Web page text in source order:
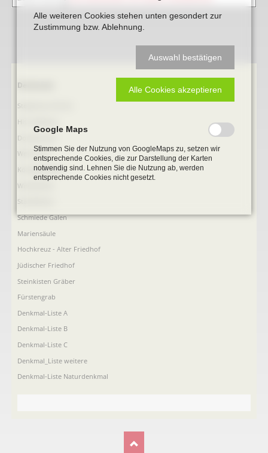
Navigation
Denkmale
Stephanus-Kirche
Hist. Rathaus
Domitorium
Wehrturm
Köttings Mühle
Windmühle
Ständehaus
Schmiede Galen
Mariensäule
Hochkreuz - Alter Friedhof
Jüdischer Friedhof
Steinkisten Gräber
Fürstengrab
Denkmal-Liste A
Denkmal-Liste B
Denkmal-Liste C
Denkmal_Liste weitere
Denkmal-Liste Naturdenkmal
Alle weiteren Cookies stehen unten gesondert zur
Zustimmung bzw. Ablehnung.
Auswahl bestätigen
Alle Cookies akzeptieren
Google Maps
Stimmen Sie der Nutzung von GoogleMaps zu, setzen wir
entsprechende Cookies, die zur Darstellung der Karten
notwendig sind. Lehnen Sie die Nutzung ab, werden
entsprechende Cookies nicht gesetzt.